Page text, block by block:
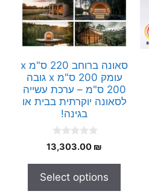
סאונה ברוחב 220 ס"מ x
עומק 200 ס"מ x גובה
200 ס"מ – ערכת עשייה
לסאונה יוקרתית בבית או
בגינה!
o
o
13,303.00 ₪
Select options